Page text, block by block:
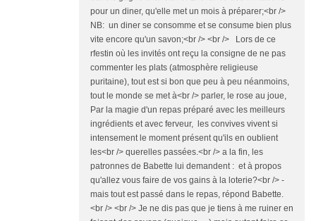
pour un diner, qu'elle met un mois à préparer;<br />
NB: un diner se consomme et se consume bien plus
vite encore qu'un savon;<br /> <br /> Lors de ce
rfestin où les invités ont reçu la consigne de ne pas
commenter les plats (atmosphère religieuse
puritaine), tout est si bon que peu à peu néanmoins,
tout le monde se met à<br /> parler, le rose au joue,
Par la magie d'un repas préparé avec les meilleurs
ingrédients et avec ferveur, les convives vivent si
intensement le moment présent qu'ils en oublient
les<br /> querelles passées.<br /> a la fin, les
patronnes de Babette lui demandent : et à propos
qu'allez vous faire de vos gains à la loterie?<br /> -
mais tout est passé dans le repas, répond Babette.
<br /> <br /> Je ne dis pas que je tiens à me ruiner en